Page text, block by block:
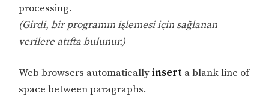
processing.
(Girdi, bir programın işlemesi için sağlanan
verilere atıfta bulunur.)
Web browsers automaticallyinsert a blank line of
space between paragraphs.